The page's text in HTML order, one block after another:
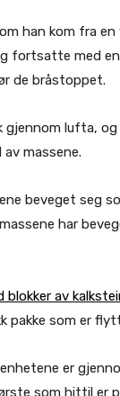
han kom fra
fortsatte med
de bråstoppet.
lufta,
massene.
beveget seg
har
blokker av
pakke som er
er
som hittil er